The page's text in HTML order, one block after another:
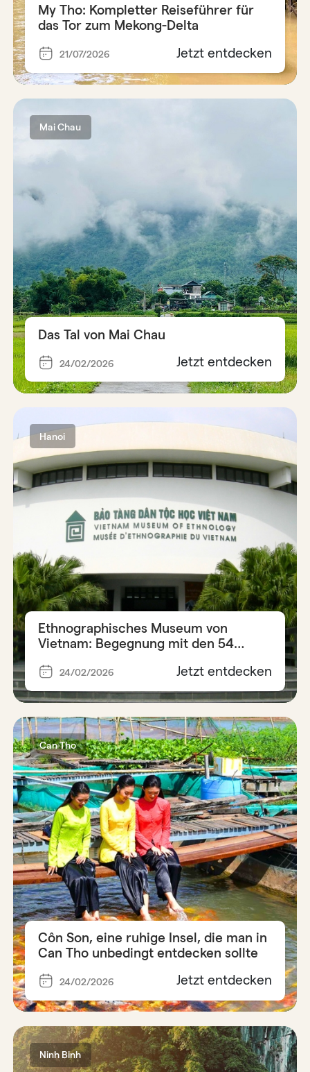
My Tho: Kompletter Reiseführer für
das Tor zum Mekong-Delta
21/07/2026 Jetzt entdecken
Mai Chau
Das Tal von Mai Chau
24/02/2026 Jetzt entdecken
Hanoi
Ethnographisches Museum von
Vietnam: Begegnung mit den 54
24/02/2026 Jetzt entdecken
Can Tho
Côn Son, eine ruhige Insel, die man in
Can Tho unbedingt entdecken sollte
24/02/2026 Jetzt entdecken
Ninh Binh